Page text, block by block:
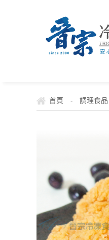
首頁 - 調理食品